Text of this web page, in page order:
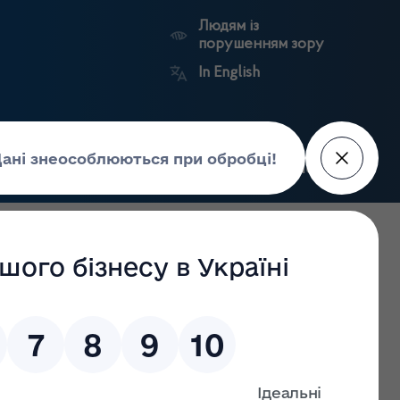
Людям із
порушенням зору
In English
центр Пошук
нагляд
реєстри
портал
Держлікслужби
на 11.04.2022